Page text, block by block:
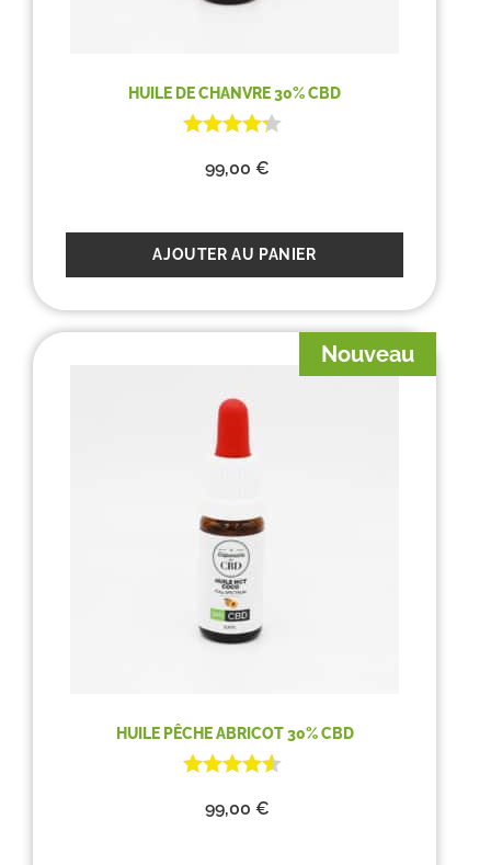
HUILE DE CHANVRE 30% CBD
99,00 €
AJOUTER AU PANIER
Nouveau
HUILE PÊCHE ABRICOT 30% CBD
99,00 €